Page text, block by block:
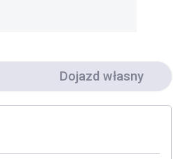
Dojazd własny